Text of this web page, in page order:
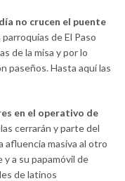
no crucen el puente
de El Paso
de la misa y por lo
paseños. Hasta aquí las
en el operativo de
cerrarán y parte del
afluencia masiva al otro
a su papamóvil de
de latinos